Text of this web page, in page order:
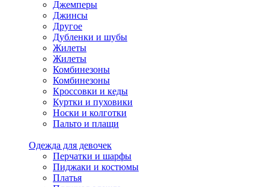
Джемперы
Джинсы
Другое
Дубленки и шубы
Жилеты
Жилеты
Комбинезоны
Комбинезоны
Кроссовки и кеды
Куртки и пуховики
Носки и колготки
Пальто и плащи
Одежда для девочек
Перчатки и шарфы
Пиджаки и костюмы
Платья